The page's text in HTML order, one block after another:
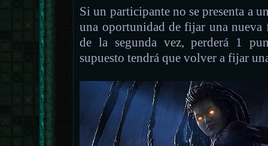
Si un participante no se presenta a
una oportunidad de fijar una
de la segunda vez, perderá 1
supuesto tendrá que volver a fijar